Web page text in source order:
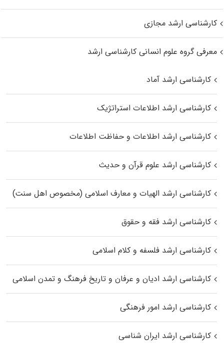
کارشناسی ارشد مجازی
معرفی گروه علوم انسانی کارشناسی ارشد
کارشناسی ارشد آماد
کارشناسی ارشد اطلاعات استراتژیک
کارشناسی ارشد اطلاعات و حفاظت اطلاعات
کارشناسی ارشد علوم قرآن و حدیث
کارشناسی ارشد الهیات و معارف اسلامی (مخصوص اهل سنت)
کارشناسی ارشد فقه و حقوق
کارشناسی ارشد فلسفه و کلام اسلامی
کارشناسی ارشد ادیان و عرفان و تاریخ فرهنگ و تمدن اسلامی
کارشناسی ارشد امور فرهنگی
کارشناسی ارشد ایران شناسی